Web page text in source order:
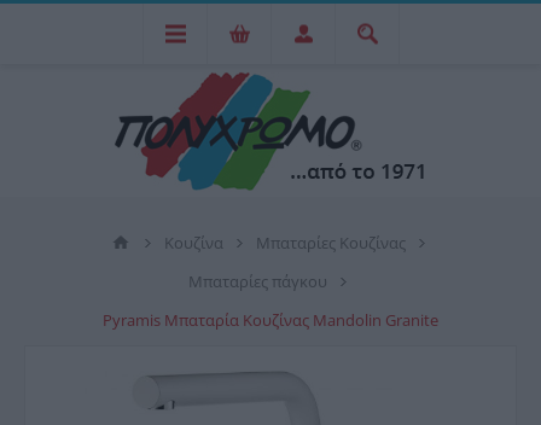
Κουζίνα
Μπαταρίες Κουζίνας
Μπαταρίες πάγκου
Pyramis Μπαταρία Κουζίνας Mandolin Granite